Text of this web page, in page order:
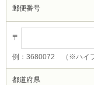
郵便番号
〒
例：3680072 （※ハイフ
都道府県